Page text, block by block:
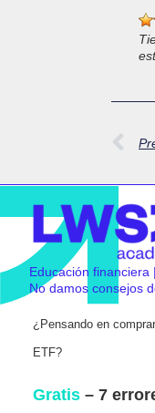
Educación
No damos consejos
¿Pensando en
ETF?
Gratis – 7